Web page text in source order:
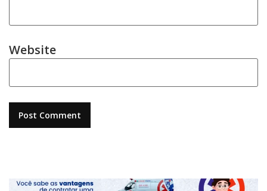
Website